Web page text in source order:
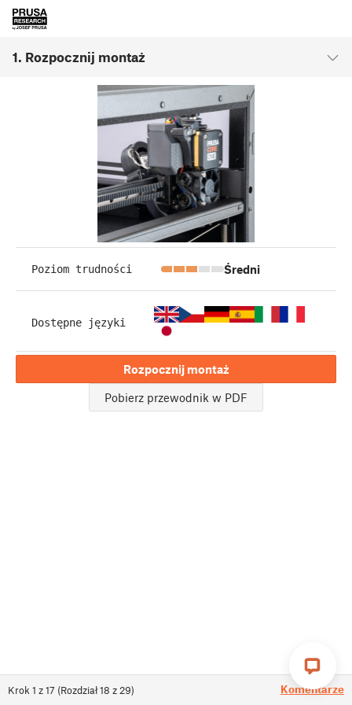
1. Rozpocznij montaż
Krok 1 z17 (Rozdział18 z 29) Komentarze
Poziom trudności Średni
Dostępne języki
Rozpocznij montaż
Pobierz przewodnik w PDF